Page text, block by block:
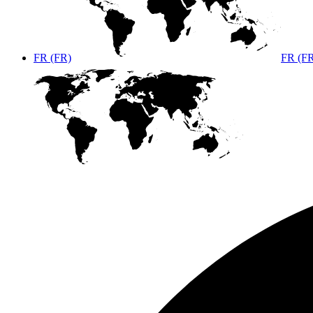
FR (FR) FR